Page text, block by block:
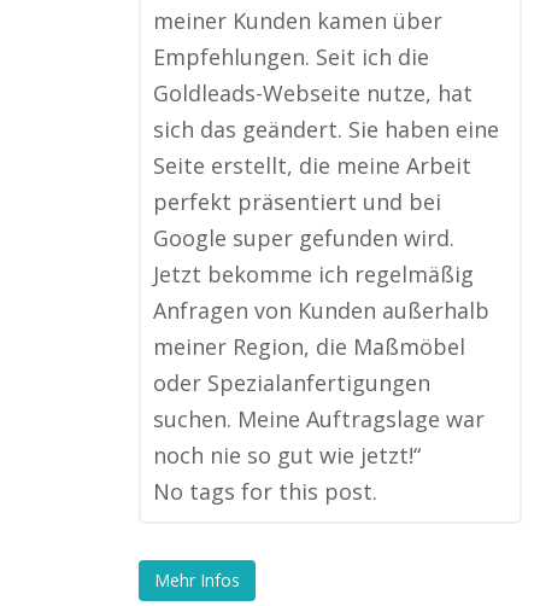
meiner Kunden kamen über
Empfehlungen. Seit ich die
Goldleads-Webseite nutze, hat
sich das geändert. Sie haben eine
Seite erstellt, die meine Arbeit
perfekt präsentiert und bei
Google super gefunden wird.
Jetzt bekomme ich regelmäßig
Anfragen von Kunden außerhalb
meiner Region, die Maßmöbel
oder Spezialanfertigungen
suchen. Meine Auftragslage war
noch nie so gut wie jetzt!“
No tags for this post.
Mehr Infos